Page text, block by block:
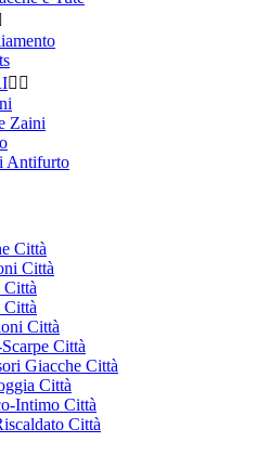
 
Zaini
Antifurto
Città
Città
Città
Città
Città
Città
Giacche Città
Città
Intimo Città
Città